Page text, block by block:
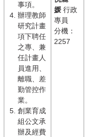
事項。
辦理教師
研究計畫
項下聘任
之專、兼
任計畫人
員進用、
離職、差
勤管控作
業。
創業育成
組公文承
辦及經費
媛 行政
專員
分機：
2257